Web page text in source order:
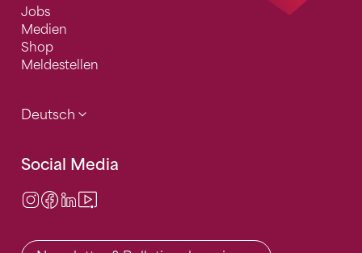
Jobs
Medien
Shop
Meldestellen
Deutsch
Social Media
Instagram
Facebook
LinkedIn